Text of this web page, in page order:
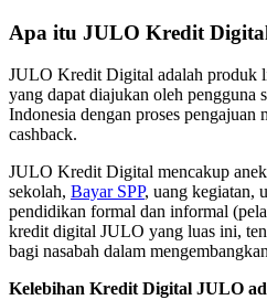
Apa itu JULO Kredit
JULO Kredit Digital adalah produk
yang dapat diajukan oleh pengguna
Indonesia dengan proses pengajuan
cashback.
JULO Kredit Digital mencakup
sekolah, Bayar SPP, uang kegiatan,
pendidikan formal dan informal
kredit digital JULO yang luas ini,
bagi nasabah dalam
Kelebihan Kredit Digital JULO